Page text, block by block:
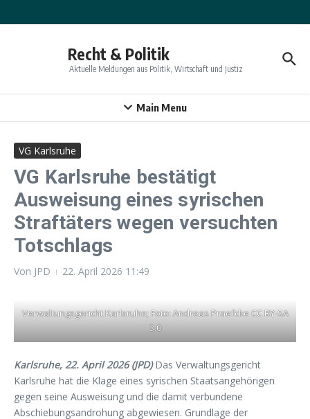
Recht & Politik
Aktuelle Meldungen aus Politik, Wirtschaft und Justiz
Main Menu
VG Karlsruhe
VG Karlsruhe bestätigt
Ausweisung eines syrischen
Straftäters wegen versuchten
Totschlags
Von JPD 22. April 2026 11:49
Verwaltungsgericht Karlsruhe; Foto: Andreas Praefcke CC BY-SA
3.0
Karlsruhe, 22. April 2026 (JPD)Das Verwaltungsgericht
Karlsruhe hat die Klage eines syrischen Staatsangehörigen
gegen seine Ausweisung und die damit verbundene
Abschiebungsandrohung abgewiesen. Grundlage der